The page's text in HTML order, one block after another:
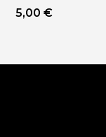
5,00€